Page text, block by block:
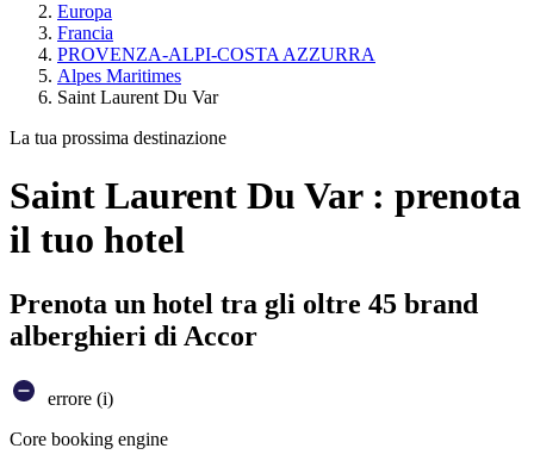
Europa
Francia
PROVENZA-ALPI-COSTA AZZURRA
Alpes Maritimes
Saint Laurent Du Var
La tua prossima destinazione
Saint Laurent Du Var : prenota
il tuo hotel
Prenota un hotel tra gli oltre 45 brand
alberghieri di Accor
errore (i)
Core booking engine